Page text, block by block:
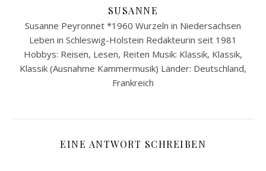
SUSANNE
Susanne Peyronnet *1960 Wurzeln in Niedersachsen
Leben in Schleswig-Holstein Redakteurin seit 1981
Hobbys: Reisen, Lesen, Reiten Musik: Klassik, Klassik,
Klassik (Ausnahme Kammermusik) Länder: Deutschland,
Frankreich
EINE ANTWORT SCHREIBEN